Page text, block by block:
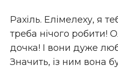
Рахіль. Елімелеху, я
треба нічого робити!
дочка! І вони дуже
Значить, із ним вона